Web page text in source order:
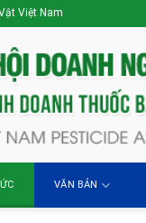
Việt Nam
VĂN BẢN